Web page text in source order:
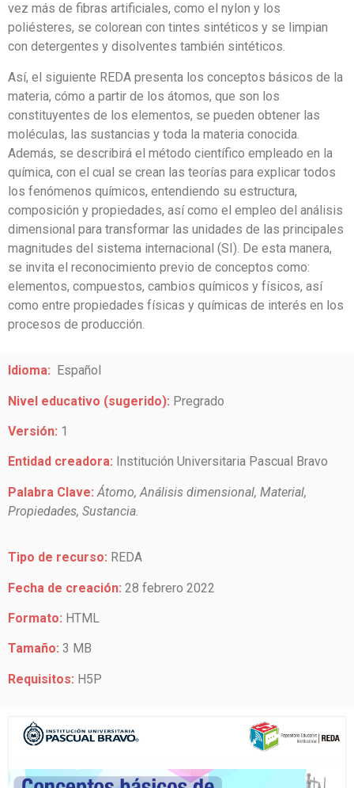
vez más de fibras artificiales, como el nylon y los
poliésteres, se colorean con tintes sintéticos y se limpian
con detergentes y disolventes también sintéticos.
Así, el siguiente REDA presenta los conceptos básicos de la
materia, cómo a partir de los átomos, que son los
constituyentes de los elementos, se pueden obtener las
moléculas, las sustancias y toda la materia conocida.
Además, se describirá el método científico empleado en la
química, con el cual se crean las teorías para explicar todos
los fenómenos químicos, entendiendo su estructura,
composición y propiedades, así como el empleo del análisis
dimensional para transformar las unidades de las principales
magnitudes del sistema internacional (SI). De esta manera,
se invita el reconocimiento previo de conceptos como:
elementos, compuestos, cambios químicos y físicos, así
como entre propiedades físicas y químicas de interés en los
procesos de producción.
Idioma: Español
Nivel educativo (sugerido): Pregrado
Versión: 1
Entidad creadora: Institución Universitaria Pascual Bravo
Palabra Clave: Átomo, Análisis dimensional, Material,
Propiedades, Sustancia.
Tipo de recurso: REDA
Fecha de creación: 28 febrero 2022
Formato: HTML
Tamaño: 3 MB
Requisitos: H5P